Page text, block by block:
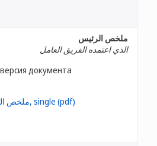
ملخص الرئيس
الذي اعتمده الفريق العامل
документа